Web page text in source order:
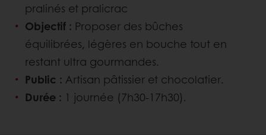
pralinés et pralicrac
Objectif : Proposer des bûches
équilibrées, légères en bouche tout en
restant ultra gourmandes.
Public : Artisan pâtissier et chocolatier.
Durée : 1 journée (7h30-17h30).